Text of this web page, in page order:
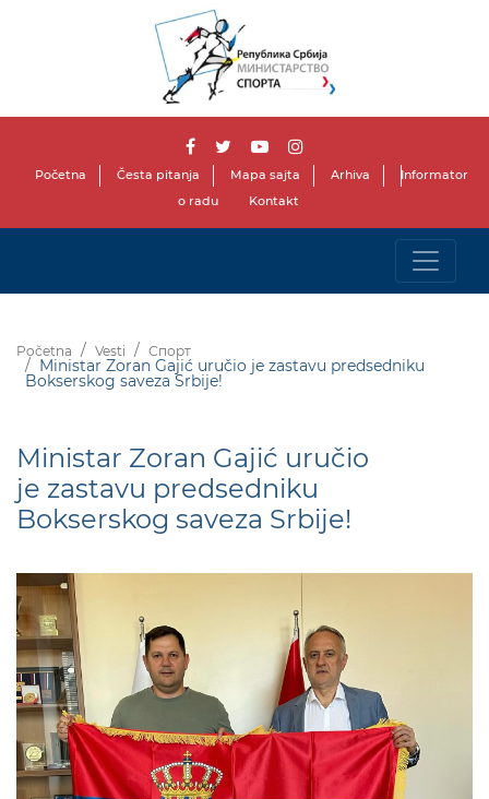
Početna Česta pitanja Mapa sajta Arhiva
Informator
o radu
Kontakt
Početna Vesti Спорт
Ministar Zoran Gajić uručio je zastavu predsedniku
Bokserskog saveza Srbije!
Ministar Zoran Gajić uručio
je zastavu predsedniku
Bokserskog saveza Srbije!